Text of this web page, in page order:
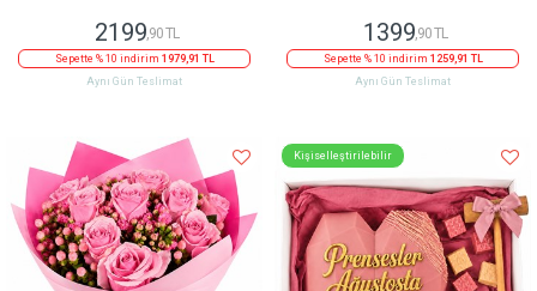
2199,90 TL
Sepette % 10 indirim 1979,91 TL
Aynı Gün Teslimat
1399,90 TL
Sepette % 10 indirim 1259,91 TL
Aynı Gün Teslimat
Kişiselleştirilebilir